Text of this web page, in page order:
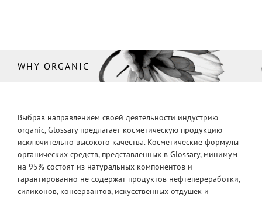
WHY ORGANIC
Выбрав направлением своей деятельности индустрию
organic, Glossary предлагает косметическую продукцию
исключительно высокого качества. Косметические формулы
органических средств, представленных в Glossary, минимум
на 95% состоят из натуральных компонентов и
гарантированно не содержат продуктов нефтепереработки,
силиконов, консервантов, искусственных отдушек и